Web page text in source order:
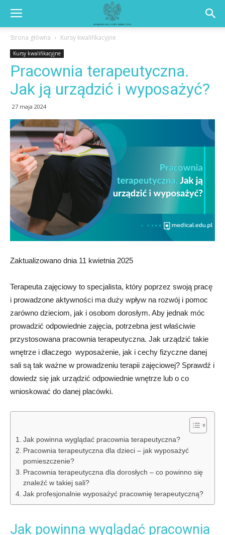
Strona główna Kursy kwalifikacyjne
Kursy kwalifikacyjne
Pracownia terapeutyczna.
Jak ją urządzić i wyposażyć?
27 maja 2024
Zaktualizowano dnia 11 kwietnia 2025
Terapeuta zajęciowy to specjalista, który poprzez swoją pracę
i prowadzone aktywności ma duży wpływ na rozwój i pomoc
zarówno dzieciom, jak i osobom dorosłym. Aby jednak móc
prowadzić odpowiednie zajęcia, potrzebna jest właściwie
przystosowana pracownia terapeutyczna. Jak urządzić takie
wnętrze i dlaczego wyposażenie, jak i cechy fizyczne danej
sali są tak ważne w prowadzeniu terapii zajęciowej? Sprawdź i
dowiedz się jak urządzić odpowiednie wnętrze lub o co
wnioskować do danej placówki.
Jak powinna wyglądać pracownia terapeutyczna?
Pracownia terapeutyczna dla dzieci – jak wyposażyć
pomieszczenie?
Pracownia terapeutyczna dla dorosłych – co powinno się
znaleźć w takiej sali?
Jak profesjonalnie wyposażyć pracownię terapeutyczną?
Jak powinna wyglądać pracownia